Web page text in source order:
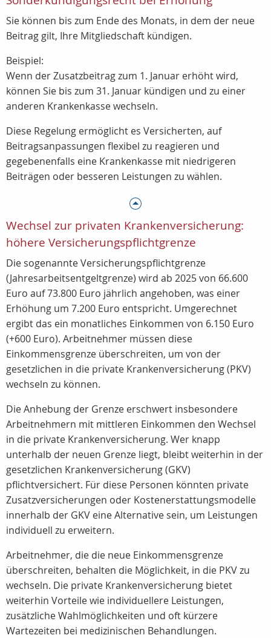
Sie können bis zum Ende des Monats, in dem der neue
Beitrag gilt, Ihre Mitgliedschaft kündigen.
Beispiel:
Wenn der Zusatzbeitrag zum 1. Januar erhöht wird,
können Sie bis zum 31. Januar kündigen und zu einer
anderen Krankenkasse wechseln.
Diese Regelung ermöglicht es Versicherten, auf
Beitragsanpassungen flexibel zu reagieren und
gegebenenfalls eine Krankenkasse mit niedrigeren
Beiträgen oder besseren Leistungen zu wählen.
Wechsel zur privaten Krankenversicherung:
höhere Versicherungspflichtgrenze
Die sogenannte Versicherungspflichtgrenze
(Jahresarbeitsentgeltgrenze) wird ab 2025 von 66.600
Euro auf 73.800 Euro jährlich angehoben, was einer
Erhöhung um 7.200 Euro entspricht. Umgerechnet
ergibt das ein monatliches Einkommen von 6.150 Euro
(+600 Euro). Arbeitnehmer müssen diese
Einkommensgrenze überschreiten, um von der
gesetzlichen in die private Krankenversicherung (PKV)
wechseln zu können.
Die Anhebung der Grenze erschwert insbesondere
Arbeitnehmern mit mittleren Einkommen den Wechsel
in die private Krankenversicherung. Wer knapp
unterhalb der neuen Grenze liegt, bleibt weiterhin in der
gesetzlichen Krankenversicherung (GKV)
pflichtversichert. Für diese Personen könnten private
Zusatzversicherungen oder Kostenerstattungsmodelle
innerhalb der GKV eine Alternative sein, um Leistungen
individuell zu erweitern.
Arbeitnehmer, die die neue Einkommensgrenze
überschreiten, behalten die Möglichkeit, in die PKV zu
wechseln. Die private Krankenversicherung bietet
weiterhin Vorteile wie individuellere Leistungen,
zusätzliche Wahlmöglichkeiten und oft kürzere
Wartezeiten bei medizinischen Behandlungen.